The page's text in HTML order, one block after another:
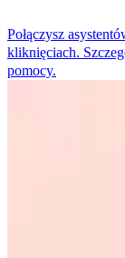
Połączysz
kliknięciach.
pomocy.